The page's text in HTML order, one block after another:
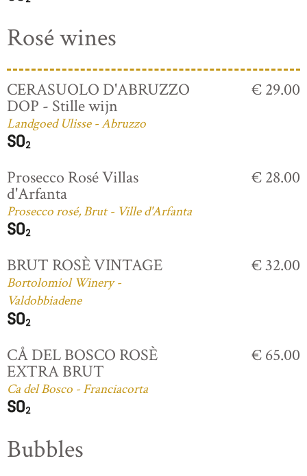
Rosé wines
CERASUOLO D'ABRUZZO
DOP - Stille wijn
Landgoed Ulisse - Abruzzo
€ 29.00
Prosecco Rosé Villas
d'Arfanta
Prosecco rosé, Brut - Ville d'Arfanta
€ 28.00
BRUT ROSÈ VINTAGE
Bortolomiol Winery -
Valdobbiadene
€ 32.00
CÅ DEL BOSCO ROSÈ
EXTRA BRUT
Ca del Bosco - Franciacorta
€ 65.00
Bubbles